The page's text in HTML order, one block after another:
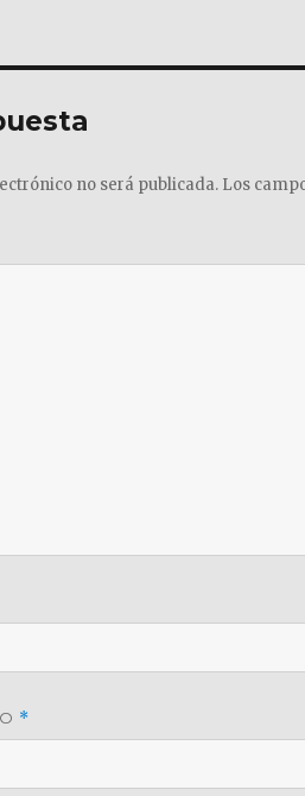
no será publicada. Los
*